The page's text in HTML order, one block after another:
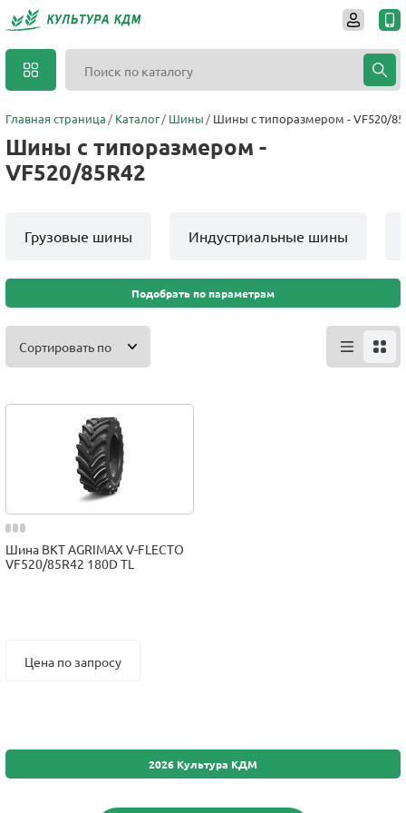
Главная страница Каталог Шины Шины с типоразмером - VF520/
Шины с типоразмером -
VF520/85R42
Грузовые шины Индустриальные шины
Подобрать по параметрам
Сортировать по
Шина BKT AGRIMAX V-FLECTO
VF520/85R42 180D TL
Цена по запросу
2026 Культура КДМ